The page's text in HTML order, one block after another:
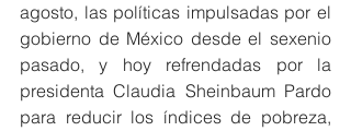
agosto, las políticas impulsadas por el
gobierno de México desde el sexenio
pasado, y hoy refrendadas por la
presidenta Claudia Sheinbaum Pardo
para reducir los índices de pobreza,